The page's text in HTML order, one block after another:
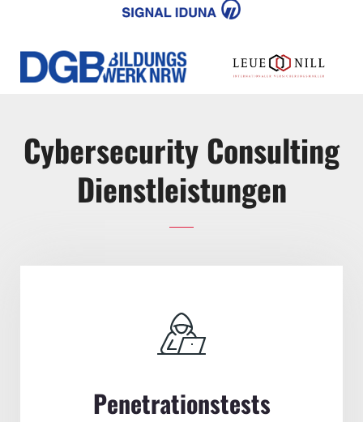
Cybersecurity Consulting
Dienstleistungen
Penetrationstests